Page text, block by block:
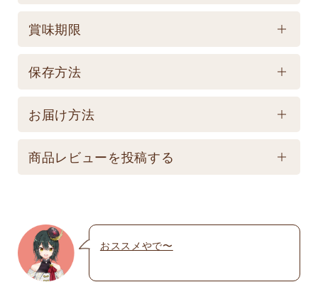
ケース／入数
賞味期限
賞味期限
届け商品とは異なります。】
保存方法
保存方法
保存は避けてください。
お届け方法
配送方法
発送となります。 ☆画像はイメージとなり変更にな
る為現物を優先してください。 ※人気商品の為、急
遽完売になります。ご容赦下さい。
商品レビューを投稿する
名前 ※ おススメやで〜